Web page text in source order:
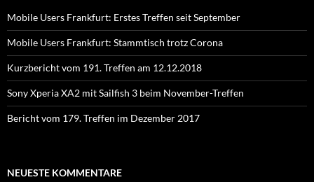
Mobile Users Frankfurt: Erstes Treffen seit September
Mobile Users Frankfurt: Stammtisch trotz Corona
Kurzbericht vom 191. Treffen am 12.12.2018
Sony Xperia XA2 mit Sailfish 3 beim November-Treffen
Bericht vom 179. Treffen im Dezember 2017
NEUESTE KOMMENTARE